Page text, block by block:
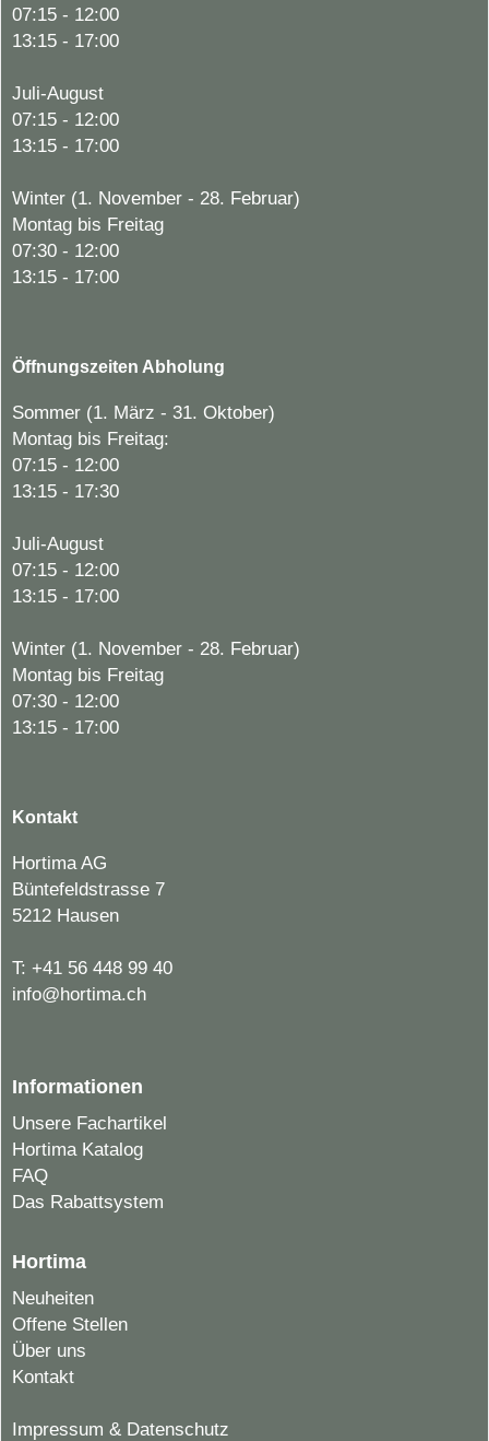
07:15 - 12:00
13:15 - 17:00
Juli-August
07:15 - 12:00
13:15 - 17:00
Winter (1. November - 28. Februar)
Montag bis Freitag
07:30 - 12:00
13:15 - 17:00
Öffnungszeiten Abholung
Sommer (1. März - 31. Oktober)
Montag bis Freitag:
07:15 - 12:00
13:15 - 17:30
Juli-August
07:15 - 12:00
13:15 - 17:00
Winter (1. November - 28. Februar)
Montag bis Freitag
07:30 - 12:00
13:15 - 17:00
Kontakt
Hortima AG
Büntefeldstrasse 7
5212 Hausen
T: +41 56 448 99 40
info@hortima.ch
Informationen
Unsere Fachartikel
Hortima Katalog
FAQ
Das Rabattsystem
Hortima
Neuheiten
Offene Stellen
Über uns
Kontakt
Impressum & Datenschutz